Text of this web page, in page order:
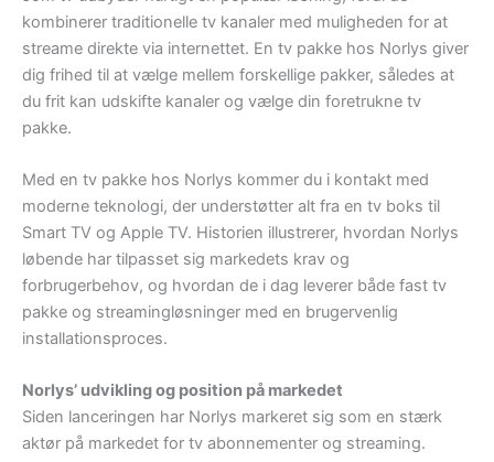
kombinerer traditionelle tv kanaler med muligheden for at
streame direkte via internettet. En tv pakke hos Norlys giver
dig frihed til at vælge mellem forskellige pakker, således at
du frit kan udskifte kanaler og vælge din foretrukne tv
pakke.
Med en tv pakke hos Norlys kommer du i kontakt med
moderne teknologi, der understøtter alt fra en tv boks til
Smart TV og Apple TV. Historien illustrerer, hvordan Norlys
løbende har tilpasset sig markedets krav og
forbrugerbehov, og hvordan de i dag leverer både fast tv
pakke og streamingløsninger med en brugervenlig
installationsproces.
Norlys’ udvikling og position på markedet
Siden lanceringen har Norlys markeret sig som en stærk
aktør på markedet for tv abonnementer og streaming.